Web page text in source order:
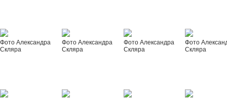
Фото Александра
Скляра
Фото Александра
Скляра
Фото Александра
Скляра
Фото
Скляра